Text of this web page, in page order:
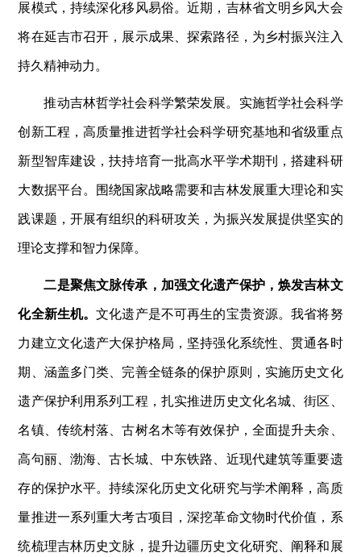
展模式，持续深化移风易俗。近期，吉林省文明乡风大会
将在延吉市召开，展示成果、探索路径，为乡村振兴注入
持久精神动力。
推动吉林哲学社会科学繁荣发展。实施哲学社会科学
创新工程，高质量推进哲学社会科学研究基地和省级重点
新型智库建设，扶持培育一批高水平学术期刊，搭建科研
大数据平台。围绕国家战略需要和吉林发展重大理论和实
践课题，开展有组织的科研攻关，为振兴发展提供坚实的
理论支撑和智力保障。
二是聚焦文脉传承，加强文化遗产保护，焕发吉林文
化全新生机。文化遗产是不可再生的宝贵资源。我省将努
力建立文化遗产大保护格局，坚持强化系统性、贯通各时
期、涵盖多门类、完善全链条的保护原则，实施历史文化
遗产保护利用系列工程，扎实推进历史文化名城、街区、
名镇、传统村落、古树名木等有效保护，全面提升夫余、
高句丽、渤海、古长城、中东铁路、近现代建筑等重要遗
存的保护水平。持续深化历史文化研究与学术阐释，高质
量推进一系列重大考古项目，深挖革命文物时代价值，系
统梳理吉林历史文脉，提升边疆历史文化研究、阐释和展